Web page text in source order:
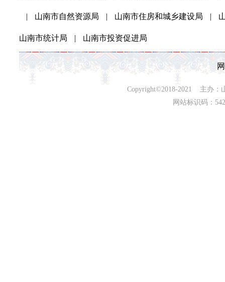
| 山南市自然资源局 | 山南市住房和城乡建设局 |
山南市统计局 | 山南市投资促进局
Copyright©2018-2021 主办：
网站标识码：